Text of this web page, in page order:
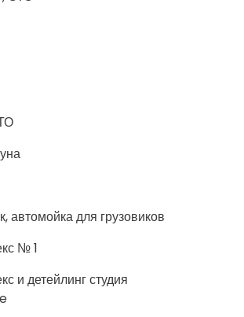
автомойка для грузовиков
№ 1
и детейлинг студия